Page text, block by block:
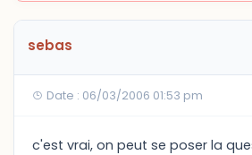
sebas
Date : 06/03/2006 01:53 pm
c'est vrai, on peut se poser la